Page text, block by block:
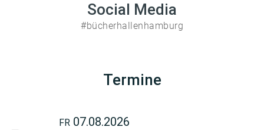
Social Media
#bücherhallenhamburg
Termine
FR 07.08.2026